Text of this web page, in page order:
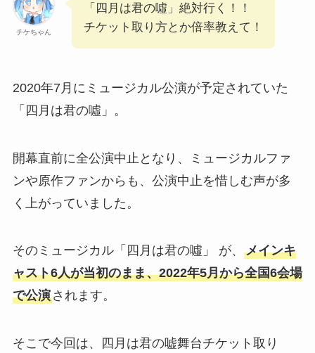
チケちゃん
「四月は君の噓」絶対行く！！
チケット取り方とか倍率教えて！
2020年7月にミュージカル公演が予定されていた
「四月は君の噓」。
開幕直前に全公演中止となり、ミュージカルファ
ンや原作ファンからも、公演中止を惜しむ声が多
く上がっていました。
そのミュージカル「四月は君の噓」 が、 メインキ
ャスト6人が当初のまま、2022年5月から全国6会場
で公演されます。
そこで今回は、四月は君の嘘舞台チケット取り